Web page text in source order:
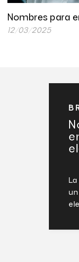
Nombres para
12/03/2025